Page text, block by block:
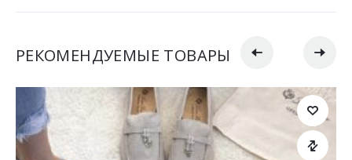
РЕКОМЕНДУЕМЫЕ ТОВАРЫ